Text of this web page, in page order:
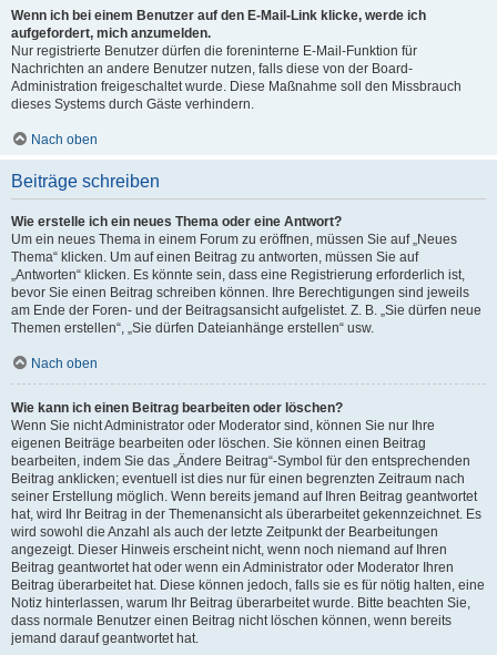
Wenn ich bei einem Benutzer auf den E-Mail-Link klicke, werde ich
aufgefordert, mich anzumelden.
Nur registrierte Benutzer dürfen die foreninterne E-Mail-Funktion für
Nachrichten an andere Benutzer nutzen, falls diese von der Board-
Administration freigeschaltet wurde. Diese Maßnahme soll den Missbrauch
dieses Systems durch Gäste verhindern.
Nach oben
Beiträge schreiben
Wie erstelle ich ein neues Thema oder eine Antwort?
Um ein neues Thema in einem Forum zu eröffnen, müssen Sie auf „Neues
Thema“ klicken. Um auf einen Beitrag zu antworten, müssen Sie auf
„Antworten“ klicken. Es könnte sein, dass eine Registrierung erforderlich ist,
bevor Sie einen Beitrag schreiben können. Ihre Berechtigungen sind jeweils
am Ende der Foren- und der Beitragsansicht aufgelistet. Z. B. „Sie dürfen neue
Themen erstellen“, „Sie dürfen Dateianhänge erstellen“ usw.
Nach oben
Wie kann ich einen Beitrag bearbeiten oder löschen?
Wenn Sie nicht Administrator oder Moderator sind, können Sie nur Ihre
eigenen Beiträge bearbeiten oder löschen. Sie können einen Beitrag
bearbeiten, indem Sie das „Ändere Beitrag“-Symbol für den entsprechenden
Beitrag anklicken; eventuell ist dies nur für einen begrenzten Zeitraum nach
seiner Erstellung möglich. Wenn bereits jemand auf Ihren Beitrag geantwortet
hat, wird Ihr Beitrag in der Themenansicht als überarbeitet gekennzeichnet. Es
wird sowohl die Anzahl als auch der letzte Zeitpunkt der Bearbeitungen
angezeigt. Dieser Hinweis erscheint nicht, wenn noch niemand auf Ihren
Beitrag geantwortet hat oder wenn ein Administrator oder Moderator Ihren
Beitrag überarbeitet hat. Diese können jedoch, falls sie es für nötig halten, eine
Notiz hinterlassen, warum Ihr Beitrag überarbeitet wurde. Bitte beachten Sie,
dass normale Benutzer einen Beitrag nicht löschen können, wenn bereits
jemand darauf geantwortet hat.